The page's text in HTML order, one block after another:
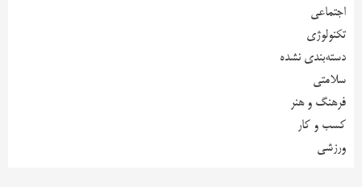
اجتماعی
تکنولوژی
دسته‌بندی نشده
سلامتی
فرهنگ و هنر
کسب و کار
ورزشی